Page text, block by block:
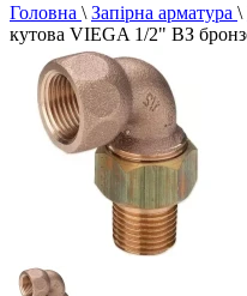
Головна \ Запірна арматура \
кутова VIEGA 1/2" ВЗ